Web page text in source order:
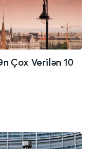
Çox Verilən 10